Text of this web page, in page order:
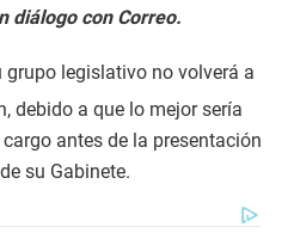
diálogo con Correo.
grupo legislativo no volverá a
debido a que lo mejor sería
antes de la presentación
su Gabinete.